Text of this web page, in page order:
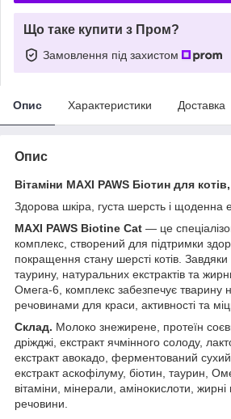
Що таке купити з Пром?
Замовлення під захистом
Опис Характеристики Доставка
Опис
Вітаміни MAXI PAWS Біотин для
Здоровa шкіра, густа шерсть і щоденна
MAXI PAWS Biotine Cat — це
комплекс, створений для підтримки
покращення стану шерсті котів.
таурину, натуральних екстрактів та
Омега-6, комплекс забезпечує тварину
речовинами для краси, активності та
Склад. Молоко знежирене, протеїн
дріжджі, екстракт ячмінного солоду,
екстракт авокадо, ферментований
екстракт аскофілуму, біотин, таурин,
вітаміни, мінерали, амінокислоти,
речовини.